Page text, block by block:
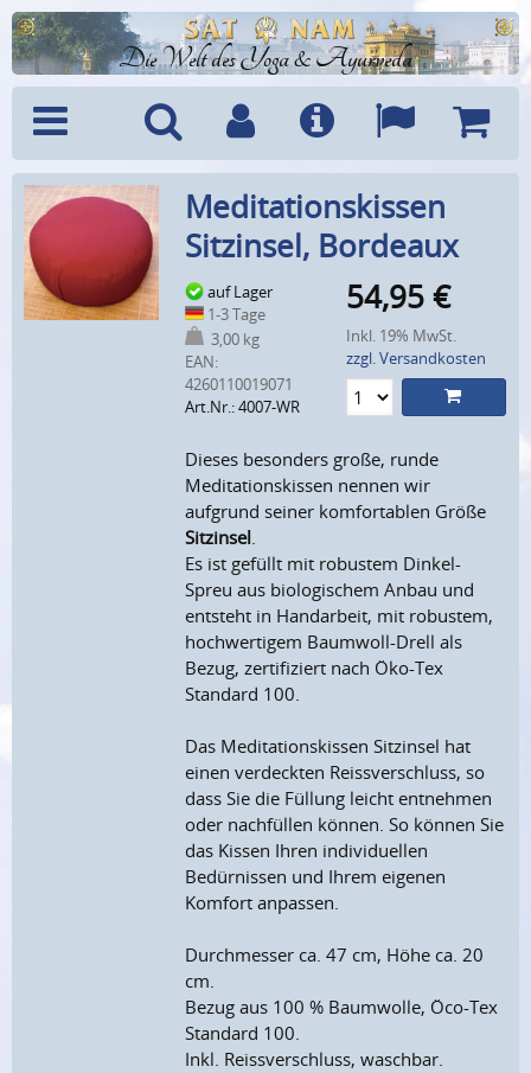
Die Welt des Yoga & Ayurveda
Menü SucheBenutzerkonto
Info Sprachen
Meditationskissen
Sitzinsel, Bordeaux
auf Lager
1-3 Tage
3,00 kg
EAN:
4260110019071
Art.Nr.: 4007-WR
54,95 €
Inkl. 19% MwSt.
zzgl. Versandkosten
Dieses besonders große, runde
Meditationskissen nennen wir
aufgrund seiner komfortablen Größe
Sitzinsel.
Es ist gefüllt mit robustem Dinkel-
Spreu aus biologischem Anbau und
entsteht in Handarbeit, mit robustem,
hochwertigem Baumwoll-Drell als
Bezug, zertifiziert nach Öko-Tex
Standard 100.
Das Meditationskissen Sitzinsel hat
einen verdeckten Reissverschluss, so
dass Sie die Füllung leicht entnehmen
oder nachfüllen können. So können Sie
das Kissen Ihren individuellen
Bedürnissen und Ihrem eigenen
Komfort anpassen.
Durchmesser ca. 47 cm, Höhe ca. 20
cm.
Bezug aus 100 % Baumwolle, Öco-Tex
Standard 100.
Inkl. Reissverschluss, waschbar.